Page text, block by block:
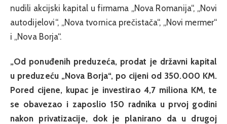
nudili akcijski kapital u firmama „Nova Romanija“, „Novi
autodijelovi“, „Nova tvornica prečistača“, „Novi mermer“
i „Nova Borja“.
„Od ponuđenih preduzeća, prodat je državni kapital
u preduzeću „Nova Borja“, po cijeni od 350.000 KM.
Pored cijene, kupac je investirao 4,7 miliona KM, te
se obavezao i zaposlio 150 radnika u prvoj godini
nakon privatizacije, dok je planirano da u drugoj